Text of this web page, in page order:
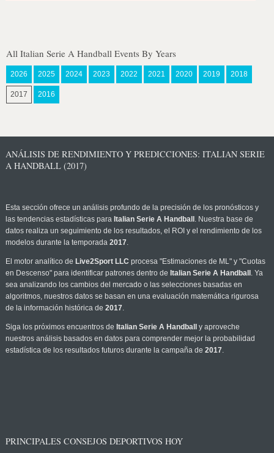
All Italian Serie A Handball Events By Years
2026 2025 2024 2023 2022 2021 2020 2019 2018
2017 2016
ANÁLISIS DE RENDIMIENTO Y PREDICCIONES: ITALIAN SERIE
A HANDBALL (2017)
Esta sección ofrece un análisis profundo de la precisión de los pronósticos y
las tendencias estadísticas para Italian Serie A Handball . Nuestra base de
datos realiza un seguimiento de los resultados, el ROI y el rendimiento de los
modelos durante la temporada 2017.
El motor analítico de Live2Sport LLC procesa "Estimaciones de ML" y "Cuotas
en Descenso" para identificar patrones dentro de Italian Serie A Handball . Ya
sea analizando los cambios del mercado o las selecciones basadas en
algoritmos, nuestros datos se basan en una evaluación matemática rigurosa
de la información histórica de 2017.
Siga los próximos encuentros de Italian Serie A Handball
y aproveche
nuestros análisis basados en datos para comprender mejor la probabilidad
estadística de los resultados futuros durante la campaña de 2017.
PRINCIPALES CONSEJOS DEPORTIVOS HOY